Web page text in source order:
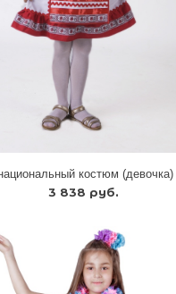
3 838 руб.